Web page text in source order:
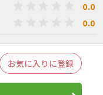
0.0
0.0
お気に入りに登録